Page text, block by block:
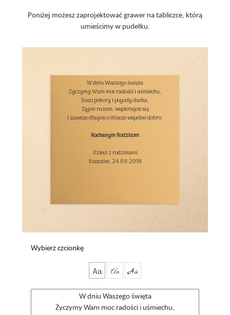
Poniżej możesz zaprojektować grawer na tabliczce, którą
umieścimy w pudełku.
W dniu Waszego święta
Życzymy Wam moc radości i uśmiechu,
Dużo pokory i pogody ducha,
Żyjcie razem, wspierajcie się
I zawsze dbajcie o Wasze wspólne dobro.
Kochanym Rodzicom
Dzieci z rodzinami
Rzeszów, 24.09.2018
Wybierz czcionkę
Aa Aa Aa